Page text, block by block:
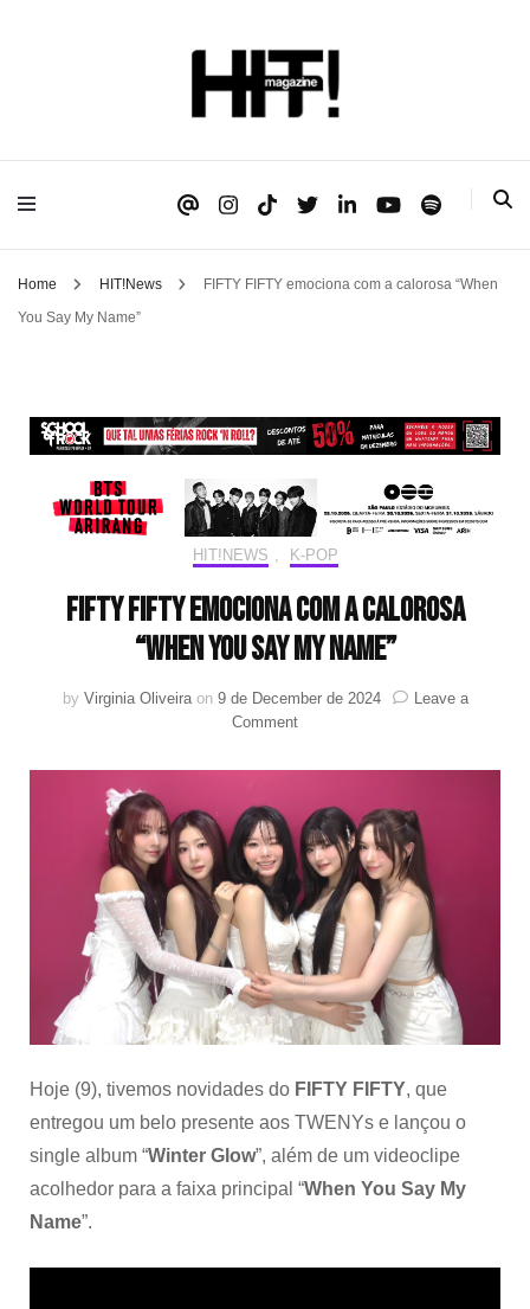
HIT!Magazine
Home HIT!News
FIFTY FIFTY emociona com a calorosa “When
You Say My Name”
HIT!NEWS K-POP
FIFTY FIFTY emociona com a calorosa
“When You Say My Name”
by Virginia Oliveira on 9 de December de 2024
Leave a
Commenton
FIFTY
com
a
calorosa
“When
You
Say
My
Name”
Hoje (9), tivemos novidades do FIFTY FIFTY, que
entregou um belo presente aos TWENYs e lançou o
single album “Winter Glow”, além de um videoclipe
acolhedor para a faixa principal “When You Say My
Name”.